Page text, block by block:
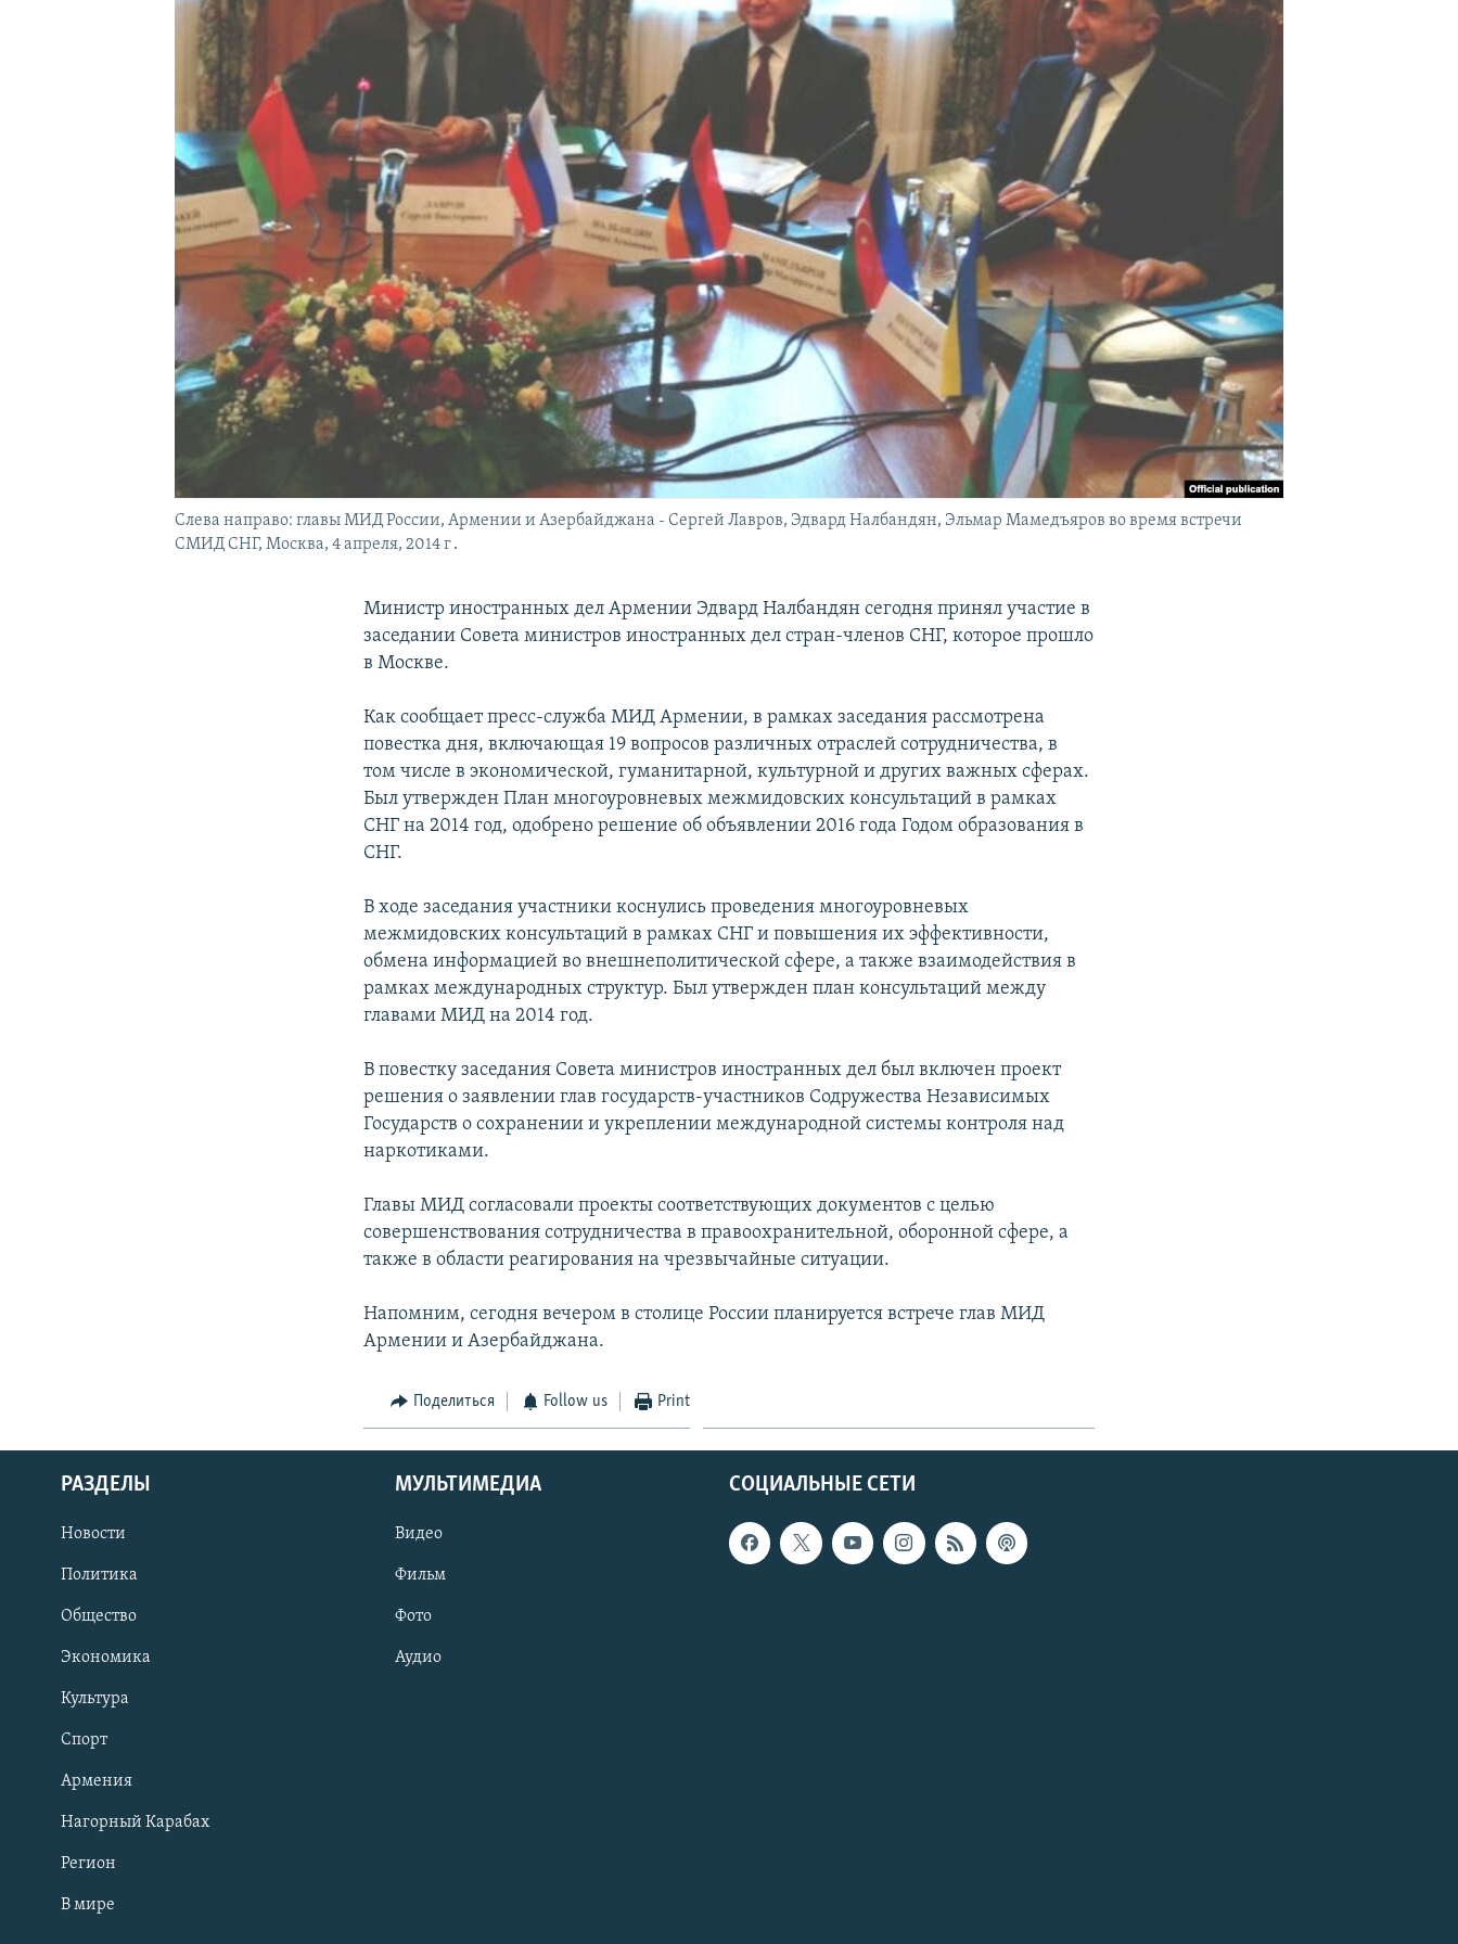
Слева направо: главы МИД России, Армении и Азербайджана - Сергей Лавров, Эдвард Налбандян, Эльмар Мамедъяров во время встречи
СМИД СНГ, Москва, 4 апреля, 2014 г․
Министр иностранных дел Армении Эдвард Налбандян сегодня принял участие в
заседании Совета министров иностранных дел стран-членов СНГ, которое прошло
в Москве.
Как сообщает пресс-служба МИД Армении, в рамках заседания рассмотрена
повестка дня, включающая 19 вопросов различных отраслей сотрудничества, в
том числе в экономической, гуманитарной, культурной и других важных сферах.
Был утвержден План многоуровневых межмидовских консультаций в рамках
СНГ на 2014 год, одобрено решение об объявлении 2016 года Годом образования в
СНГ.
В ходе заседания участники коснулись проведения многоуровневых
межмидовских консультаций в рамках СНГ и повышения их эффективности,
обмена информацией во внешнеполитической сфере, а также взаимодействия в
рамках международных структур. Был утвержден план консультаций между
главами МИД на 2014 год.
В повестку заседания Совета министров иностранных дел был включен проект
решения о заявлении глав государств-участников Содружества Независимых
Государств о сохранении и укреплении международной системы контроля над
наркотиками.
Главы МИД согласовали проекты соответствующих документов с целью
совершенствования сотрудничества в правоохранительной, оборонной сфере, а
также в области реагирования на чрезвычайные ситуации.
Напомним, сегодня вечером в столице России планируется встрече глав МИД
Армении и Азербайджана.
Поделиться Follow us Print
СОЦИАЛЬНЫЕ СЕТИ
РАЗДЕЛЫ
Новости
Политика
Общество
Экономика
Культура
Спорт
Армения
Нагорный Карабах
Регион
В мире
МУЛЬТИМЕДИА
Видео
Фильм
Фото
Аудио